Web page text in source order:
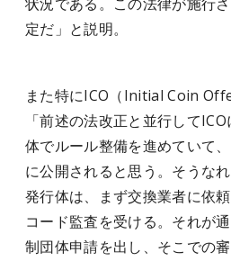
定だ」と説明。
また特にICO（Initial Coin
「前述の法改正と並行して
体でルール整備を進めていて
に公開されると思う。そうな
発行体は、まず交換業者に依
コード監査を受ける。それが
制団体申請を出し、そこでの